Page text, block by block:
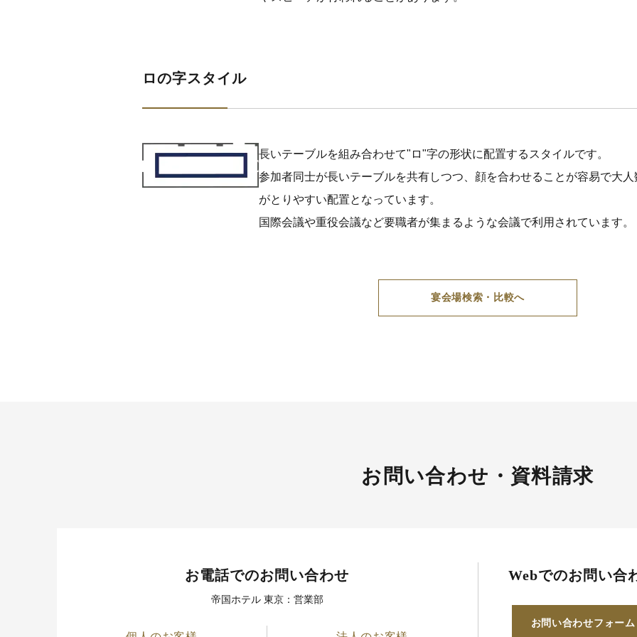
ロの字スタイル
長いテーブルを組み合わせて"ロ"字の形状に配置するスタイルです。
参加者同士が長いテーブルを共有しつつ、顔を合わせることが容易で大
がとりやすい配置となっています。
国際会議や重役会議など要職者が集まるような会議で利用されています。
宴会場検索・比較へ
お問い合わせ・資料請求
お電話でのお問い合わせ
帝国ホテル 東京：営業部
Webでのお問い合
お問い合わせフォーム